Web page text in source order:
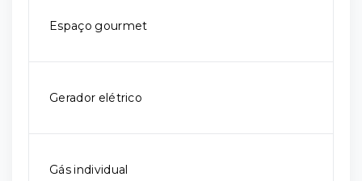
Espaço gourmet
Gerador elétrico
Gás individual